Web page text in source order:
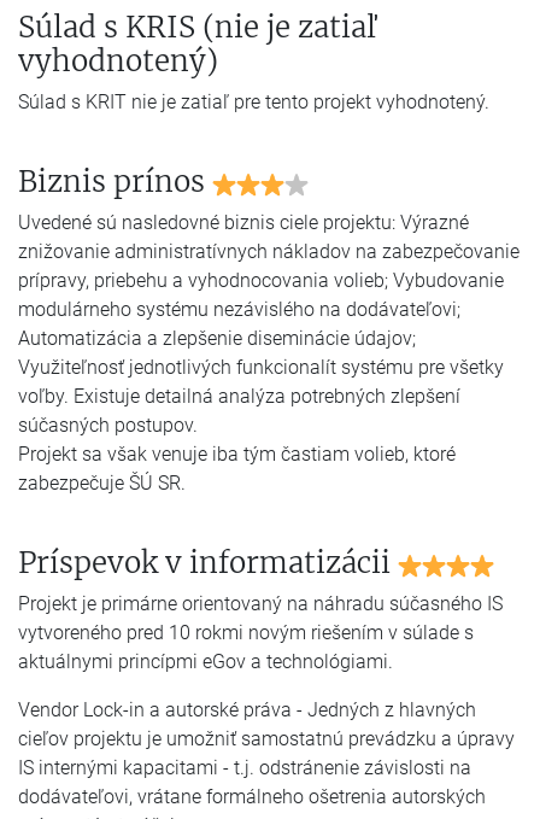
Súlad s KRIS (nie je zatiaľ
vyhodnotený)
Súlad s KRIT nie je zatiaľ pre tento projekt vyhodnotený.
Biznis prínos
Uvedené sú nasledovné biznis ciele projektu: Výrazné
znižovanie administratívnych nákladov na zabezpečovanie
prípravy, priebehu a vyhodnocovania volieb; Vybudovanie
modulárneho systému nezávislého na dodávateľovi;
Automatizácia a zlepšenie diseminácie údajov;
Využiteľnosť jednotlivých funkcionalít systému pre všetky
voľby. Existuje detailná analýza potrebných zlepšení
súčasných postupov.
Projekt sa však venuje iba tým častiam volieb, ktoré
zabezpečuje ŠÚ SR.
Príspevok v informatizácii
Projekt je primárne orientovaný na náhradu súčasného IS
vytvoreného pred 10 rokmi novým riešením v súlade s
aktuálnymi princípmi eGov a technológiami.
Vendor Lock-in a autorské práva - Jedných z hlavných
cieľov projektu je umožniť samostatnú prevádzku a úpravy
IS internými kapacitami - t.j. odstránenie závislosti na
dodávateľovi, vrátane formálneho ošetrenia autorských